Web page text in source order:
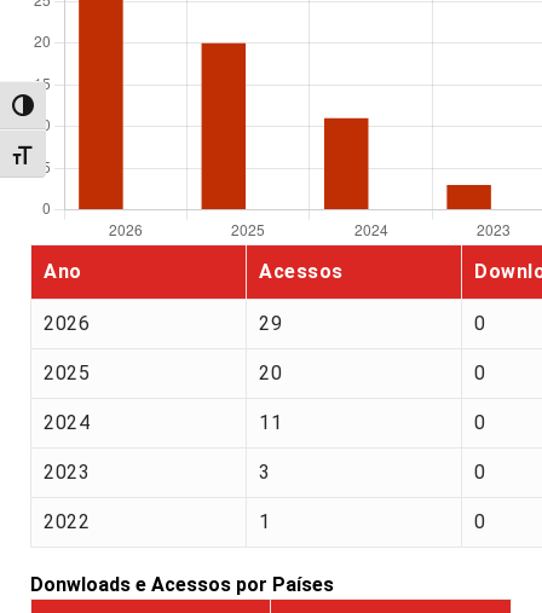
Alternar alto contraste
Alternar tamanho da fonte
Ano Acessos
2026 29 0
2025 20 0
2024 11 0
2023 3 0
2022 1 0
Donwloads e Acessos por Países